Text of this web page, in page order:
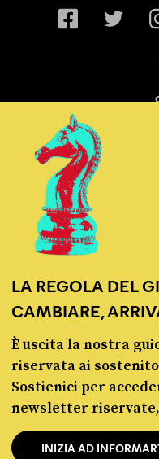
LA REGOLA DEL
CAMBIARE,
È uscita la nostra
riservata ai
Sostienici per
newsletter
INIZIA AD
©
Pagella Politica è una testata
marzo
Privacy